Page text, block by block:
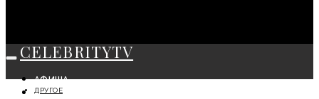
CELEBRITYTV
АФИША
СОБЫТИЯ
ДРУГОЕ